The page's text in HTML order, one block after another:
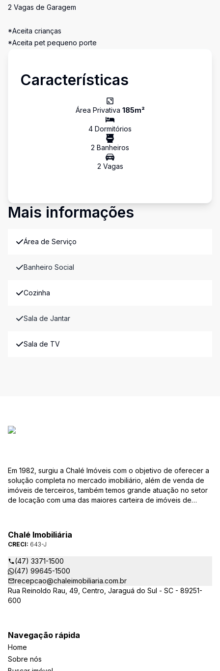
2 Vagas de Garagem
*Aceita crianças
*Aceita pet pequeno porte
Características
Área Privativa 185m²
4 Dormitórios
2 Banheiros
2 Vagas
Mais informações
Área de Serviço
Banheiro Social
Cozinha
Sala de Jantar
Sala de TV
Em 1982, surgiu a Chalé Imóveis com o objetivo de oferecer a
solução completa no mercado imobiliário, além de venda de
imóveis de terceiros, também temos grande atuação no setor
de locação com uma das maiores carteira de imóveis de
Arte Imóveis. E também reavaliamos a nossa Missão, Visão e
Valores.
Chalé Imobiliária
CRECI: 643-J
(47) 3371-1500
(47) 99645-1500
recepcao@chaleimobiliaria.com.br
Rua Reinoldo Rau, 49, Centro, Jaraguá do Sul - SC - 89251-
600
Navegação rápida
Home
Sobre nós